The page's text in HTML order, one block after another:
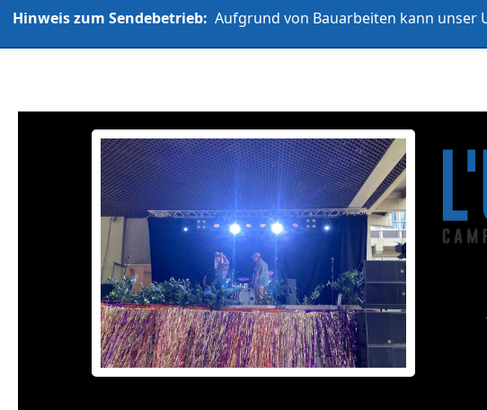
Hinweis zum Sendebetrieb: Aufgrund von Bauarbeiten kann unser
L'UniCo Allgemein Über uns Playlisten